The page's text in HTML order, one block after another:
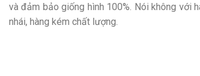
và đảm bảo giống hình 100%. Nói không với
nhái, hàng kém chất lượng.